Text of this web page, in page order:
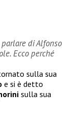
di Alfonso
Ecco perché
sulla sua
e si è detto
sulla sua